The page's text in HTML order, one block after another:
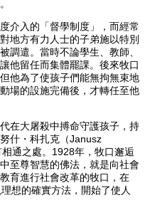
入的「督學制度」，而經常
地方有力人士的子弟施以特別
調遣。當時不論學生、教師、
他留任而集體罷課。後來牧口
他為了使孩子們能無拘無束地
場的設施完備後，才轉任至他
大屠殺中搏命守護孩子，持
什・科扎克（Janusz
通之處。1928年，牧口邂逅
至尊智慧的佛法，就是向社會
育進行社會改革的牧口，在
想的確實方法，開始了使人